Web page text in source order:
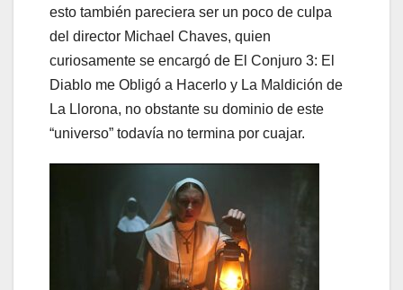
esto también pareciera ser un poco de culpa
del director Michael Chaves, quien
curiosamente se encargó de El Conjuro 3: El
Diablo me Obligó a Hacerlo y La Maldición de
La Llorona, no obstante su dominio de este
“universo” todavía no termina por cuajar.